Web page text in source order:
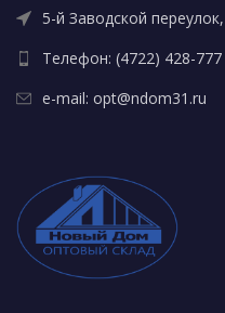
5-й Заводской
Телефон: (4722) 428-777
e-mail: opt@ndom31.ru